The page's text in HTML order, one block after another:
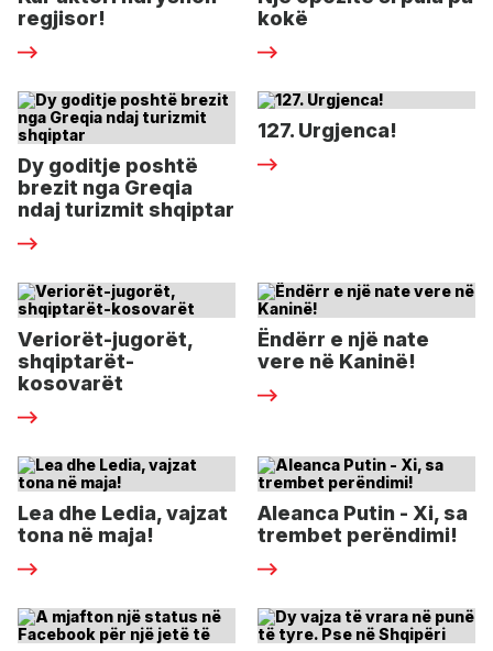
regjisor!
kokë
Dy goditje poshtë
brezit nga Greqia
ndaj turizmit shqiptar
127. Urgjenca!
Veriorët-jugorët,
shqiptarët-
kosovarët
Ëndërr e një nate
vere në Kaninë!
Lea dhe Ledia, vajzat
tona në maja!
Aleanca Putin - Xi, sa
trembet perëndimi!